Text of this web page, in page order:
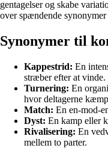
gentagelser og skabe
over spændende
Synonymer til
Kappestrid: En
stræber efter at vinde.
Turnering: En
hvor deltagerne
Match: En en-mod-
Dyst: En kamp eller
Rivalisering: En
mellem to parter.